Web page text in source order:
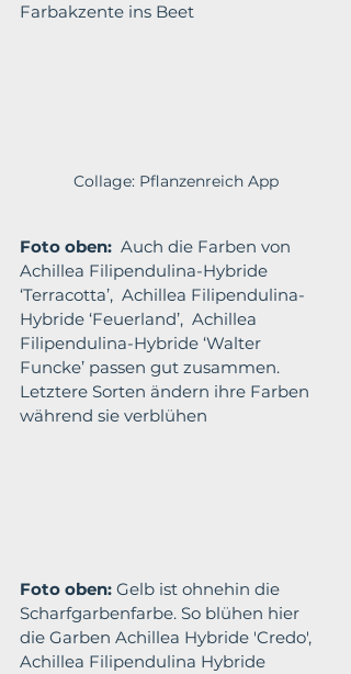
Farbakzente ins Beet
Collage: Pflanzenreich App
Foto oben: Auch die Farben von
Achillea Filipendulina-Hybride
‘Terracotta’,  Achillea Filipendulina-
Hybride ‘Feuerland’,  Achillea
Filipendulina-Hybride ‘Walter
Funcke’ passen gut zusammen.
Letztere Sorten ändern ihre Farben
während sie verblühen
Foto oben: Gelb ist ohnehin die
Scharfgarbenfarbe. So blühen hier
die Garben Achillea Hybride 'Credo',
Achillea Filipendulina Hybride